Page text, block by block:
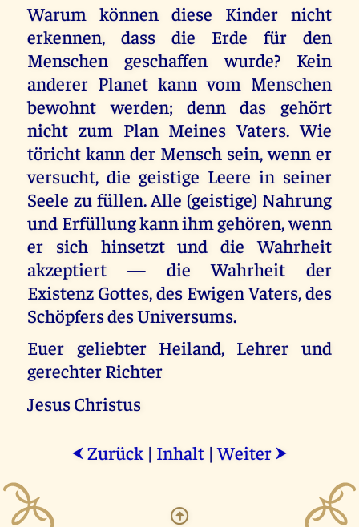
Warum können diese Kinder nicht
erkennen, dass die Erde für den
Menschen geschaffen wurde? Kein
anderer Planet kann vom Menschen
bewohnt werden; denn das gehört
nicht zum Plan Meines Vaters. Wie
töricht kann der Mensch sein, wenn er
versucht, die geistige Leere in seiner
Seele zu füllen. Alle (geistige) Nahrung
und Erfüllung kann ihm gehören, wenn
er sich hinsetzt und die Wahrheit
akzeptiert — die Wahrheit der
Existenz Gottes, des Ewigen Vaters, des
Schöpfers des Universums.
Euer geliebter Heiland, Lehrer und
gerechter Richter
Jesus Christus
⮜ Zurück | Inhalt |Weiter ⮞